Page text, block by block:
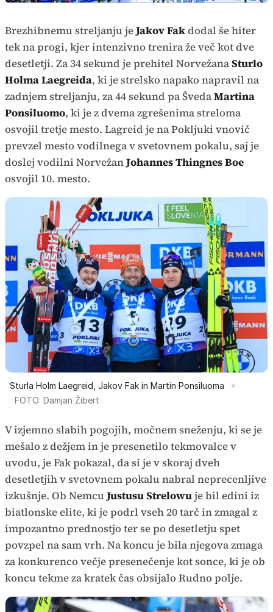
Brezhibnemu streljanju jeJakov Fakdodal še hiter
tek na progi, kjer intenzivno trenira že več kot dve
desetletji. Za 34 sekund je prehitel NorvežanaSturlo
Holma Laegreida, ki je strelsko napako napravil na
zadnjem streljanju, za 44 sekund pa ŠvedaMartina
Ponsiluomo, ki je z dvema zgrešenima streloma
osvojil tretje mesto. Lagreid je na Pokljuki vnovič
prevzel mesto vodilnega v svetovnem pokalu, saj je
doslej vodilni NorvežanJohannes Thingnes Boe
osvojil 10. mesto.
Sturla Holm Laegreid, Jakov Fak in Martin Ponsiluoma
FOTO: Damjan Žibert
V izjemno slabih pogojih, močnem sneženju, ki se je
mešalo z dežjem in je presenetilo tekmovalce v
uvodu, je Fak pokazal, da si je v skoraj dveh
desetletjih v svetovnem pokalu nabral neprecenljive
izkušnje. Ob NemcuJustusu Strelowuje bil edini iz
biatlonske elite, ki je podrl vseh 20 tarč in zmagal z
impozantno prednostjo ter se po desetletju spet
povzpel na sam vrh. Na koncu je bila njegova zmaga
za konkurenco večje presenečenje kot sonce, ki je ob
koncu tekme za kratek čas obsijalo Rudno polje.